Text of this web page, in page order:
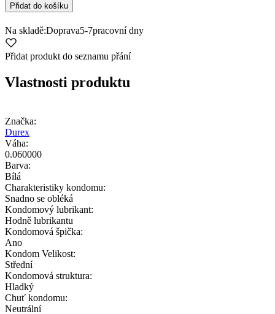
Přidat do košíku
Na skladě:Doprava5-7pracovní dny
Přidat produkt do seznamu přání
Vlastnosti produktu
Značka:
Durex
Váha:
0.060000
Barva:
Bílá
Charakteristiky kondomu:
Snadno se obléká
Kondomový lubrikant:
Hodně lubrikantu
Kondomová špička:
Ano
Kondom Velikost:
Střední
Kondomová struktura:
Hladký
Chuť kondomu:
Neutrální